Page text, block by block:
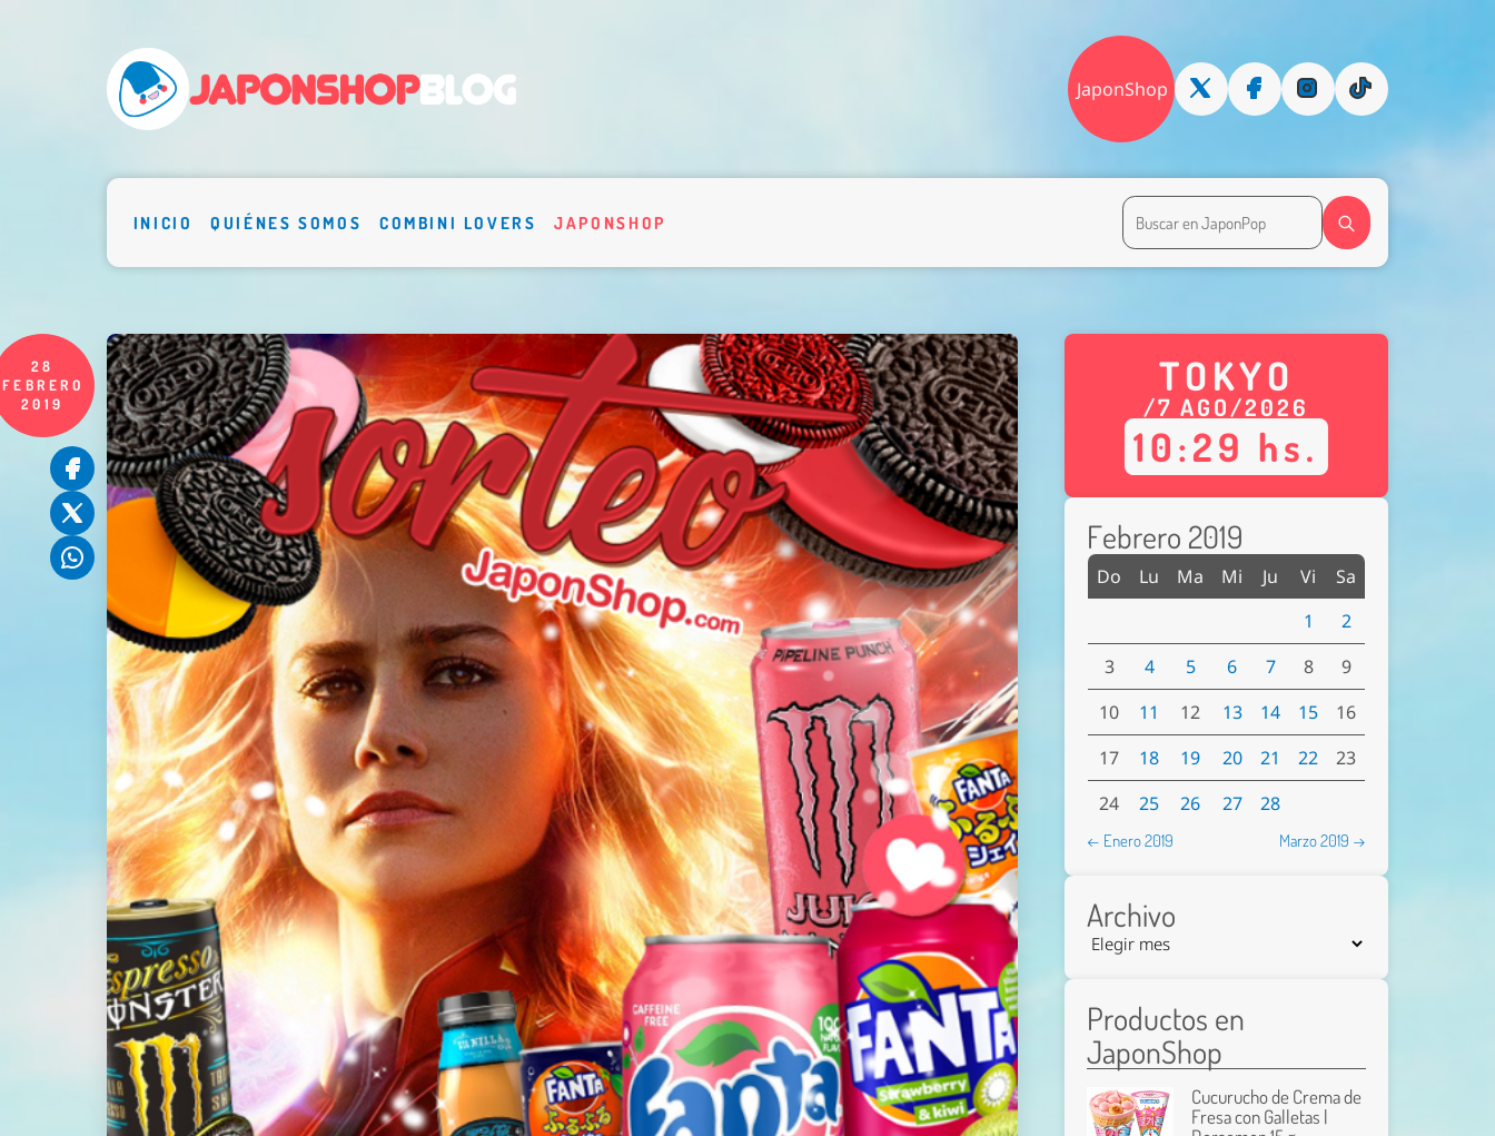
JaponShop
INICIO QUIÉNES SOMOS COMBINI LOVERS JAPONSHOP
28
FEBRERO
2019
TOKYO
/7 AGO/2026
10:29 hs.
Febrero 2019
Do Lu Ma Mi Ju Vi
Sa
1
2
3
4 5 6 7 8
9
10
11 12 13 14 15
16
17
18 19 20 21 22
23
24
25 26 27 28
← Enero 2019 Marzo 2019 →
Archivo
Productos en
JaponShop
Cucurucho de Crema de
Fresa con Galletas |